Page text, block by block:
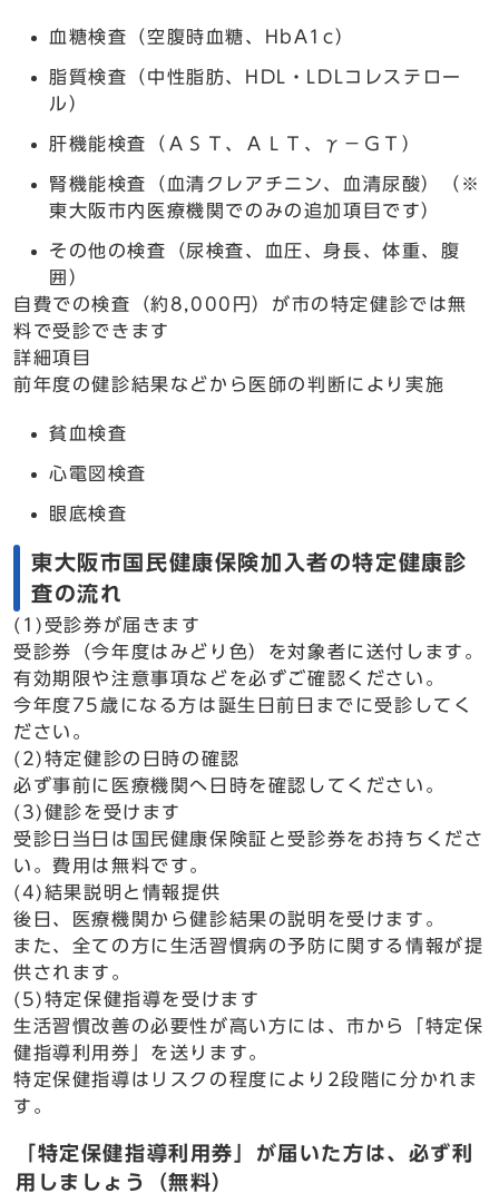
血糖検査（空腹時血糖、HbA1c）
脂質検査（中性脂肪、HDL・LDLコレステロー
ル）
肝機能検査（ＡＳＴ、ＡＬＴ、γ－ＧＴ）
腎機能検査（血清クレアチニン、血清尿酸）（※
東大阪市内医療機関でのみの追加項目です）
その他の検査（尿検査、血圧、身長、体重、腹
囲）
自費での検査（約8,000円）が市の特定健診では無
料で受診できます
詳細項目
前年度の健診結果などから医師の判断により実施
貧血検査
心電図検査
眼底検査
東大阪市国民健康保険加入者の特定健康診
査の流れ
(1)受診券が届きます
受診券（今年度はみどり色）を対象者に送付します。
有効期限や注意事項などを必ずご確認ください。
今年度75歳になる方は誕生日前日までに受診してく
ださい。
(2)特定健診の日時の確認
必ず事前に医療機関へ日時を確認してください。
(3)健診を受けます
受診日当日は国民健康保険証と受診券をお持ちくださ
い。費用は無料です。
(4)結果説明と情報提供
後日、医療機関から健診結果の説明を受けます。
また、全ての方に生活習慣病の予防に関する情報が提
供されます。
(5)特定保健指導を受けます
生活習慣改善の必要性が高い方には、市から「特定保
健指導利用券」を送ります。
特定保健指導はリスクの程度により2段階に分かれま
す。
「特定保健指導利用券」が届いた方は、必ず利
用しましょう（無料）